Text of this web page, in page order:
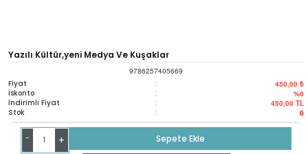
Yazılı Kültür,yeni Medya Ve Kuşaklar
9786257405669
Fiyat : 450,00 ₺
İskonto : %0
İndirimli Fiyat : 450,00 TL
Stok : 0
- +
Sepete Ekle